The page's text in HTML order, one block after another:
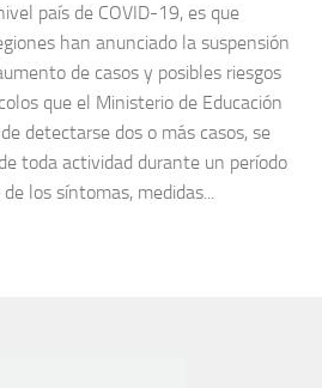
país de COVID-19, es que
han anunciado la suspensión
de casos y posibles riesgos
que el Ministerio de Educación
detectarse dos o más casos, se
toda actividad durante un período
los síntomas, medidas...